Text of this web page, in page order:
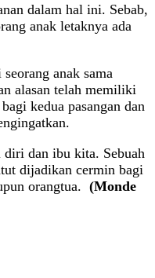
dalam hal ini. Sebab,
anak letaknya ada
anak sama
alasan telah memiliki
kedua pasangan dan
dan ibu kita. Sebuah
dijadikan cermin bagi
orangtua. (Monde